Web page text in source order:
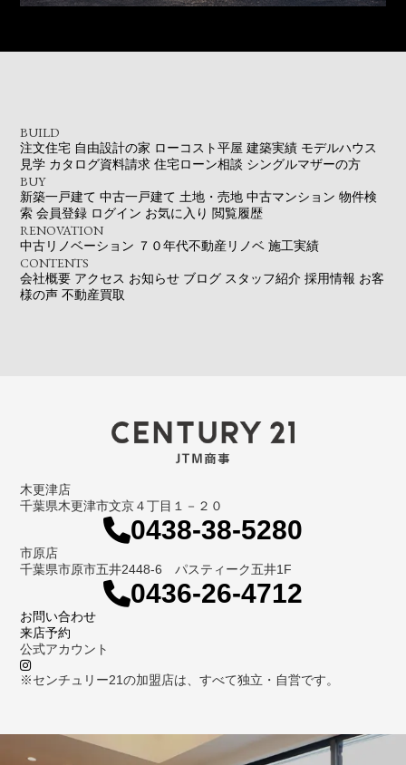
BUILD
注文住宅 自由設計の家 ローコスト平屋 建築実績 モデルハウス
見学 カタログ資料請求 住宅ローン相談 シングルマザーの方
BUY
新築一戸建て 中古一戸建て 土地・売地 中古マンション 物件検
索 会員登録 ログイン お気に入り 閲覧履歴
RENOVATION
中古リノベーション ７０年代不動産リノベ 施工実績
CONTENTS
会社概要 アクセス お知らせ ブログ スタッフ紹介 採用情報 お客
様の声 不動産買取
木更津店
千葉県木更津市文京４丁目１－２０
0438-38-5280
市原店
千葉県市原市五井2448-6 パスティーク五井1F
0436-26-4712
お問い合わせ
来店予約
公式アカウント
※センチュリー21の加盟店は、すべて独立・自営です。